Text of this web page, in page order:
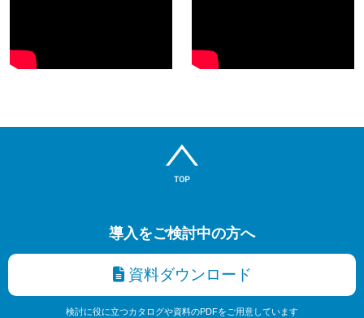
導入をご検討中の方へ
資料ダウンロード
検討に役に立つカタログや資料のPDFをご用意しています